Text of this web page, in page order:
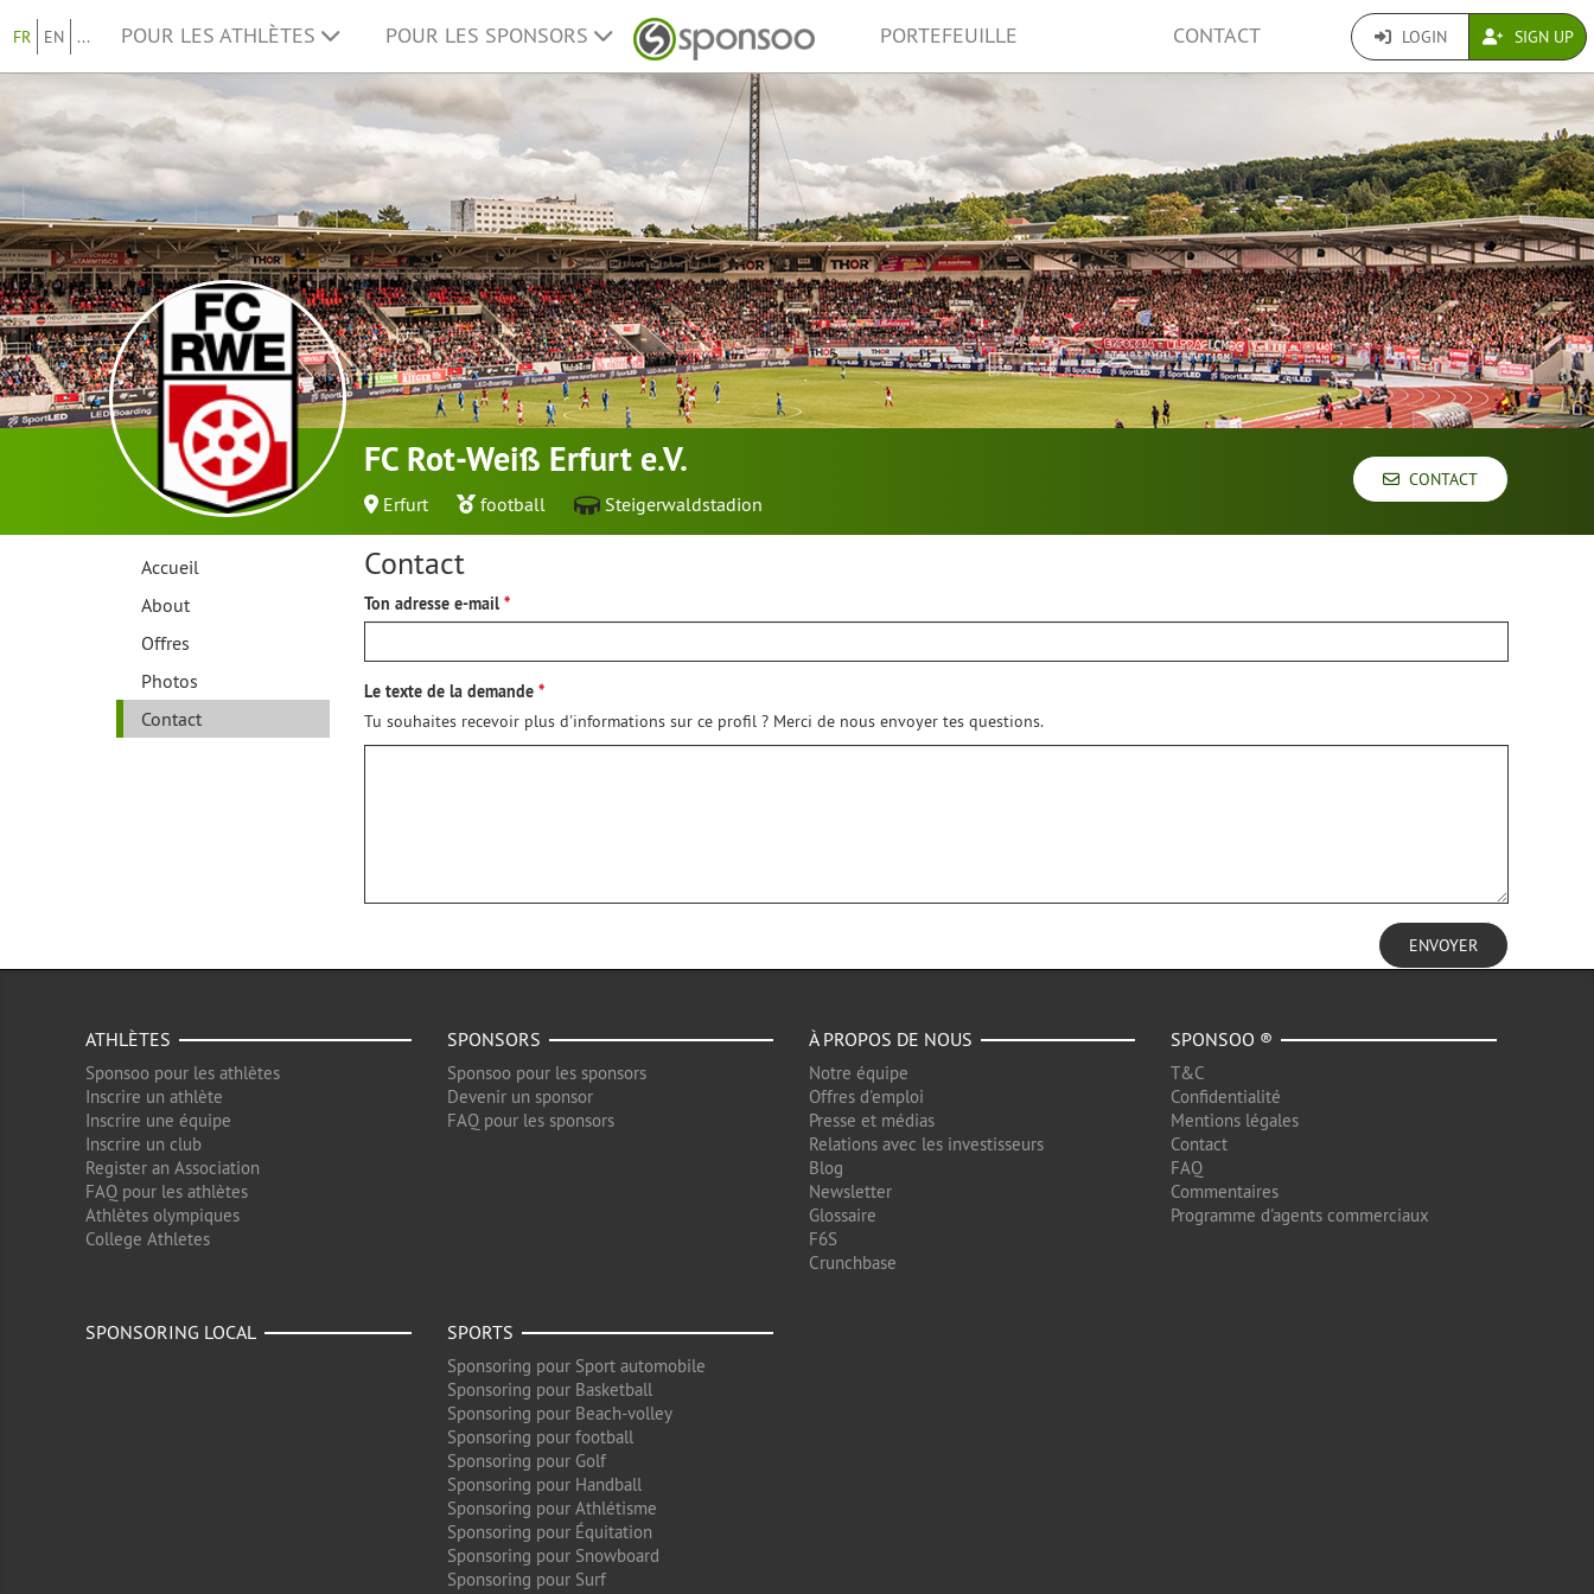
FR EN ... POUR LES ATHLÈTES POUR LES SPONSORS PORTEFEUILLE CONTACT LOGIN SIGN UP
FC Rot-Weiß Erfurt e.V.
Erfurt football Steigerwaldstadion
CONTACT
Accueil
About
Offres
Photos
Contact
Contact
Ton adresse e-mail
Le texte de la demande
Tu souhaites recevoir plus d'informations sur ce profil ? Merci de nous envoyer tes questions.
ENVOYER
ATHLÈTES
Sponsoo pour les athlètes
Inscrire un athlète
Inscrire une équipe
Inscrire un club
Register an Association
FAQ pour les athlètes
Athlètes olympiques
College Athletes
SPONSORS
Sponsoo pour les sponsors
Devenir un sponsor
FAQ pour les sponsors
À PROPOS DE NOUS
Notre équipe
Offres d'emploi
Presse et médias
Relations avec les investisseurs
Blog
Newsletter
Glossaire
F6S
Crunchbase
SPONSOO ®
T&C
Confidentialité
Mentions légales
Contact
FAQ
Commentaires
Programme d'agents commerciaux
SPONSORING LOCAL SPORTS
Sponsoring pour Sport automobile
Sponsoring pour Basketball
Sponsoring pour Beach-volley
Sponsoring pour football
Sponsoring pour Golf
Sponsoring pour Handball
Sponsoring pour Athlétisme
Sponsoring pour Équitation
Sponsoring pour Snowboard
Sponsoring pour Surf